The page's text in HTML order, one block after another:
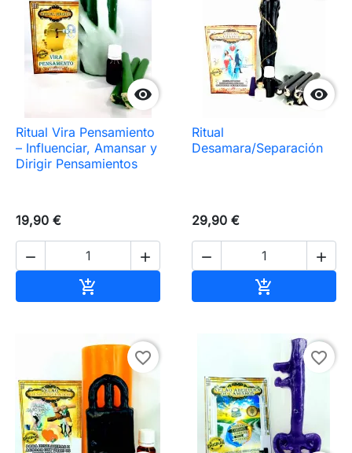

Ritual Vira Pensamiento
– Influenciar, Amansar y
Dirigir Pensamientos
19,90 €
 


Ritual
Desamara/Separación
29,90 €
 

favorite_border favorite_border